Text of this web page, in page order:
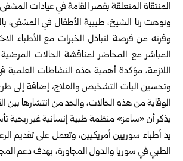
المنتقاة المتعلقة بقصر القامة في عيادات
ونوهت رنا الشيخ، طبيبة الأطفال في المشفى،
وفرته من فرصة لتبادل الخبرات مع الأطباء
المباشر مع المحاضر لمناقشة الحالات
اللازمة، مؤكدة أهمية هذه النشاطات العلمية
وتحسين آليات التشخيص والعلاج، إضافة إلى
الوقاية من هذه الحالات، والحد من انتشارها بين
يد أطباء سوريين أمريكيين، وتعمل على تقديم
الطبي في سوريا والدول المجاورة، بهدف دعم